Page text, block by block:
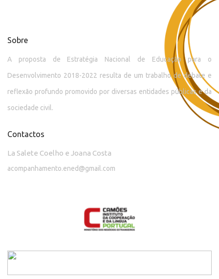
Sobre
A proposta de Estratégia Nacional de Educação para o
Desenvolvimento 2018-2022 resulta de um trabalho de debate e
reflexão profundo promovido por diversas entidades públicas e da
sociedade civil.
Contactos
La Salete Coelho e Joana Costa
acompanhamento.ened@gmail.com